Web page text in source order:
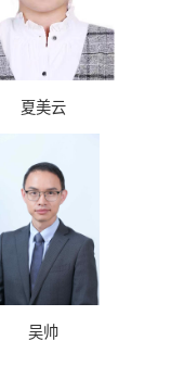
夏美云
吴帅